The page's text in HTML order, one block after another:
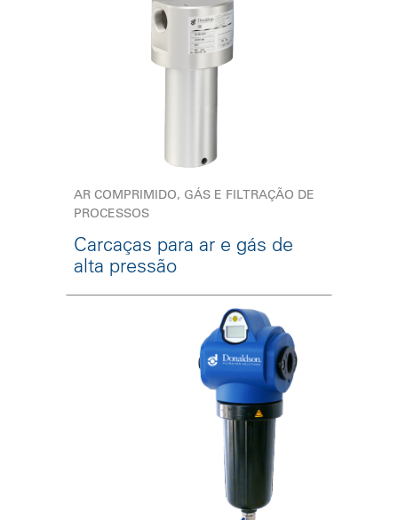
AR COMPRIMIDO, GÁS E FILTRAÇÃO DE
PROCESSOS
Carcaças para ar e gás de
alta pressão